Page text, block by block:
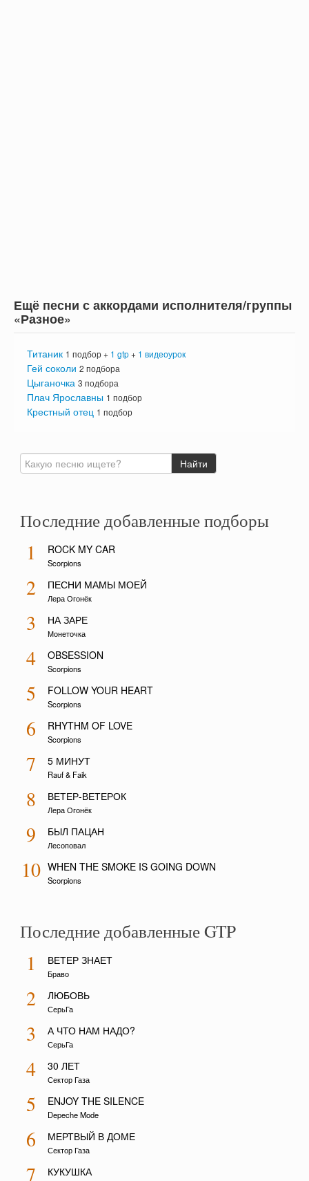
Ещё песни с аккордами исполнителя/группы
«Разное»
Титаник 1 подбор + 1 gtp+ 1 видеоурок
Гей соколи 2 подбора
Цыганочка 3 подбора
Плач Ярославны 1 подбор
Крестный отец 1 подбор
Последние добавленные подборы
1 ROCK MY CAR
Scorpions
2 ПЕСНИ МАМЫ МОЕЙ
Лера Огонёк
3 НА ЗАРЕ
Монеточка
4 OBSESSION
Scorpions
5 FOLLOW YOUR HEART
Scorpions
6 RHYTHM OF LOVE
Scorpions
7 5 МИНУТ
Rauf & Faik
8 ВЕТЕР-ВЕТЕРОК
Лера Огонёк
9 БЫЛ ПАЦАН
Лесоповал
10 WHEN THE SMOKE IS GOING DOWN
Scorpions
Последние добавленные GTP
1 ВЕТЕР ЗНАЕТ
Браво
2 ЛЮБОВЬ
СерьГа
3 А ЧТО НАМ НАДО?
СерьГа
4 30 ЛЕТ
Сектор Газа
5 ENJOY THE SILENCE
Depeche Mode
6 МЕРТВЫЙ В ДОМЕ
Сектор Газа
7 КУКУШКА